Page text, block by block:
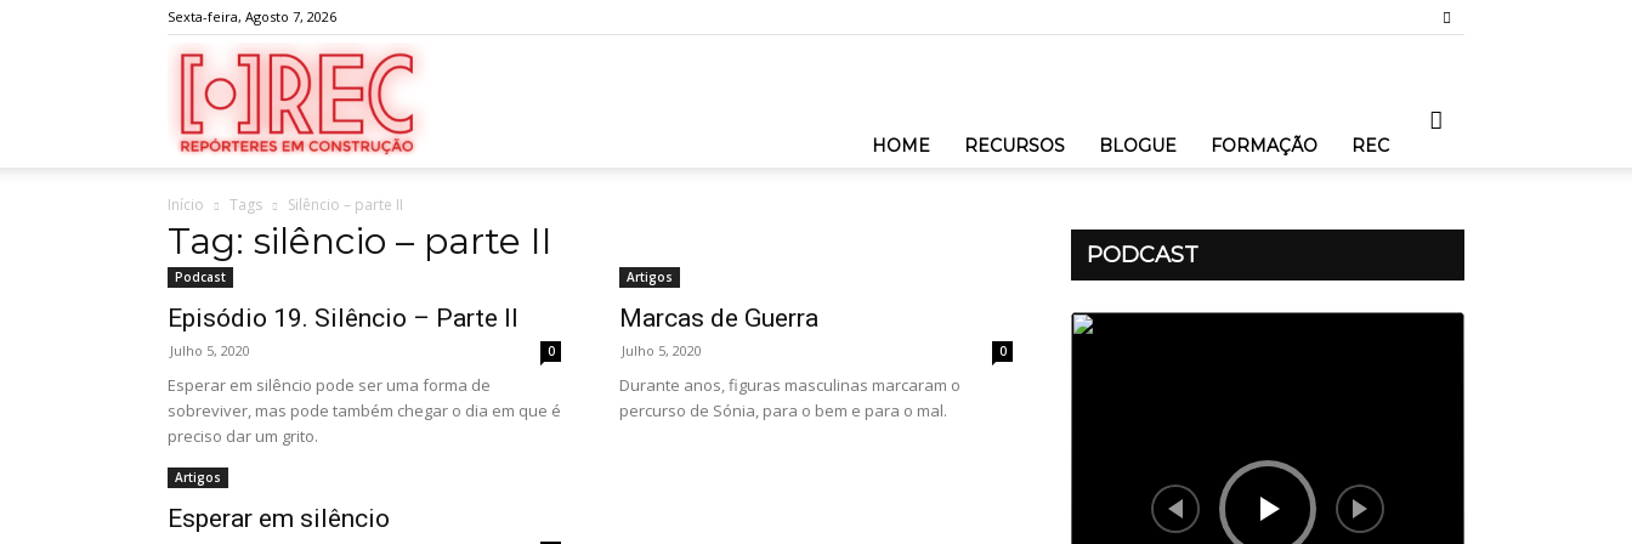
Sexta-feira, Agosto 7, 2026
HOME RECURSOS BLOGUE FORMAÇÃO REC
Início Tags Silêncio – parte II
Tag: silêncio – parte II
Podcast
Episódio 19. Silêncio – Parte II
Julho 5, 2020 0
Esperar em silêncio pode ser uma forma de
sobreviver, mas pode também chegar o dia em que é
preciso dar um grito.
Artigos
Marcas de Guerra
Julho 5, 2020 0
Durante anos, figuras masculinas marcaram o
percurso de Sónia, para o bem e para o mal.
Artigos
Esperar em silêncio
PODCAST
Reprodutor
de